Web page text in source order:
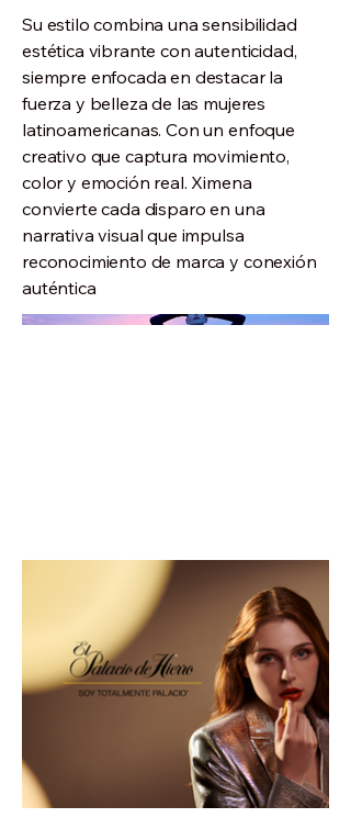
Su estilo combina una sensibilidad
estética vibrante con autenticidad,
siempre enfocada en destacar la
fuerza y belleza de las mujeres
latinoamericanas. Con un enfoque
creativo que captura movimiento,
color y emoción real. Ximena
convierte cada disparo en una
narrativa visual que impulsa
reconocimiento de marca y conexión
auténtica